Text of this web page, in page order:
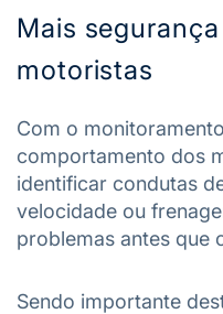
Mais
motoristas
Com o
comportamento dos
identificar condutas
velocidade ou
problemas antes que
Sendo importante